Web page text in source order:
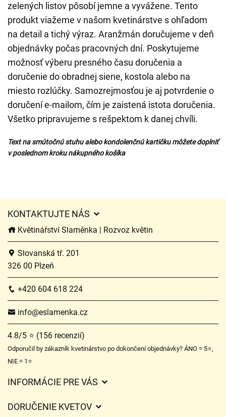
zelených listov pôsobí jemne a vyvážene. Tento
produkt viažeme v našom kvetinárstve s ohľadom
na detail a tichý výraz. Aranžmán doručujeme v deň
objednávky počas pracovných dní. Poskytujeme
možnosť výberu presného času doručenia a
doručenie do obradnej siene, kostola alebo na
miesto rozlúčky. Samozrejmosťou je aj potvrdenie o
doručení e-mailom, čím je zaistená istota doručenia.
Všetko pripravujeme s rešpektom k danej chvíli.
Text na smútočnú stuhu alebo kondolenčnú kartičku môžete doplniť
v poslednom kroku nákupného košíka
KONTAKTUJTE NÁS
Květinářství Slaměnka | Rozvoz květin
Slovanská tř. 201
326 00 Plzeň
+420 604 618 224
info@eslamenka.cz
4.8/5 ⭐ (156 recenzií)
Odporučil by zákazník kvetinárstvo po dokončení objednávky? ÁNO = 5⭐,
NIE = 1⭐
INFORMÁCIE PRE VÁS
DORUČENIE KVETOV